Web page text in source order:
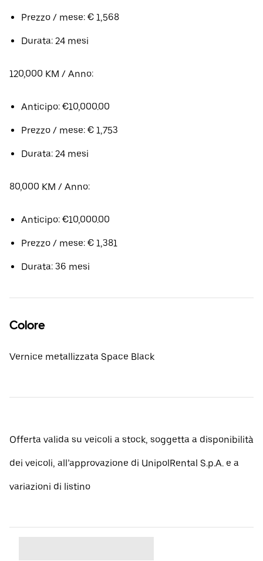
Prezzo / mese: € 1,568
Durata: 24 mesi
120,000 KM / Anno:
Anticipo: €10,000.00
Prezzo / mese: € 1,753
Durata: 24 mesi
80,000 KM / Anno:
Anticipo: €10,000.00
Prezzo / mese: € 1,381
Durata: 36 mesi
Colore
Vernice metallizzata Space Black
Offerta valida su veicoli a stock, soggetta a disponibilità
dei veicoli, all’approvazione di UnipolRental S.p.A. e a
variazioni di listino